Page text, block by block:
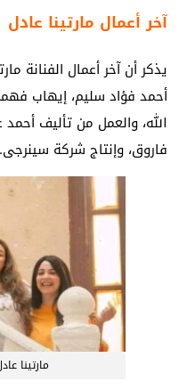
آخر أعمال مارتينا عادل
يذكر أن آخر أعمال الفنانة
أحمد فؤاد سليم، إيهاب
الله، والعمل من تأليف أحمد
فاروق، وإنتاج شركة سينرجى.
مارتينا